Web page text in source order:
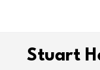
Stuart